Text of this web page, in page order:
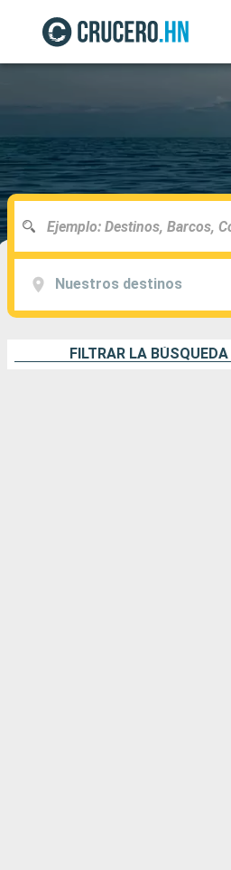
Nuestros destinos
FILTRAR LA BÚSQUEDA